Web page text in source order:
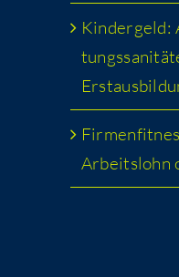
Kin­der­geld:
Arbeits­lohn